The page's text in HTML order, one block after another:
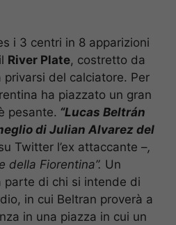
i 3 centri in 8 apparizioni
River Plate, costretto da
del calciatore. Per
ha piazzato un gran
pesante. “Lucas Beltrán
di Julian Alvarez del
Twitter l’ex attaccante –,
della Fiorentina”. Un
parte di chi si intende di
in cui Beltran proverà a
in una piazza in cui un